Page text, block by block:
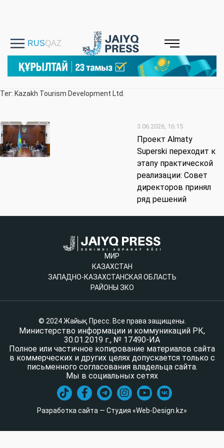
Тег: Kazakh Tourism Development Ltd.
3.06.2026, 16:15
Проект Almaty
Superski переходит к
этапу практической
реализации: Совет
директоров принял
ряд решений
МИР
КАЗАХСТАН
ЗАПАДНО-КАЗАХСТАНСКАЯ ОБЛАСТЬ
РАЙОНЫ ЗКО
© 2024 Жайық Пресс. Все права защищены.
Министерство информации и коммуникаций РК,
30.01.2019 г., № 17490-ИА
Полное или частичное копирование материалов сайта
в коммерческих и других целях допускается только с
письменного согласования владельца сайта.
Мы в социальных сетях
Разработка сайта — Студия «Web-Design.kz»